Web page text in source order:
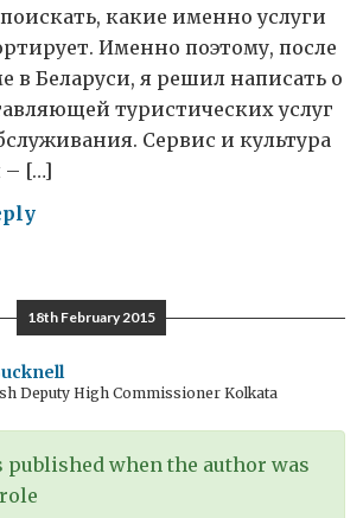
какие именно услуги
Именно поэтому, после
в Беларуси, я решил написать о
туристических услуг
Сервис и культура
– […]
18th February 2015
Deputy High Commissioner Kolkata
published when the author was